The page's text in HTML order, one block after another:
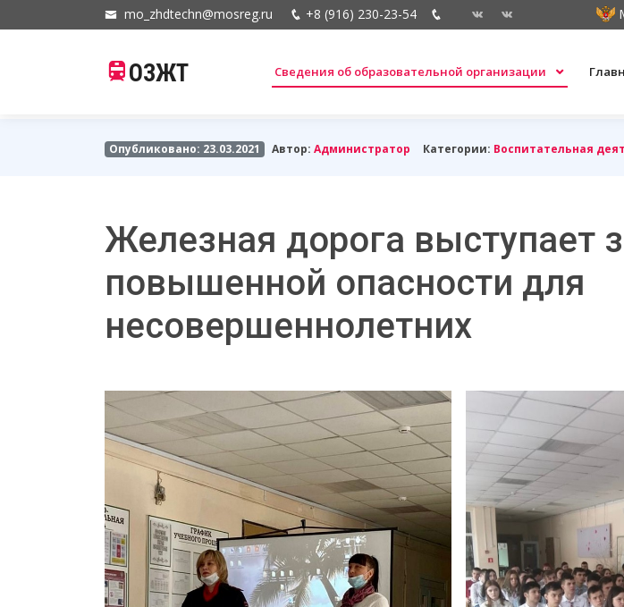
mo_zhdtechn@mosreg.ru +8 (916) 230-23-54
ОЗЖТ Сведения об образовательной организации
Опубликовано: 23.03.2021 Автор:Администратор Категории: Воспитательная
Железная дорога выступает
повышенной опасности для
несовершеннолетних